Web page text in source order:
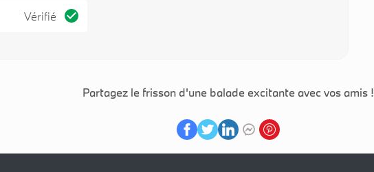
Vérifié
Partagez le frisson d'une balade excitante avec vos amis !